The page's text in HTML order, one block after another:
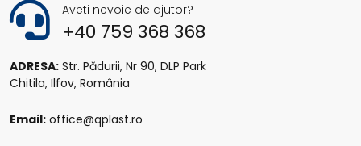
Aveti nevoie de ajutor?
+40 759 368 368
ADRESA: Str. Pădurii, Nr 90, DLP Park
Chitila, Ilfov, România
Email: office@qplast.ro